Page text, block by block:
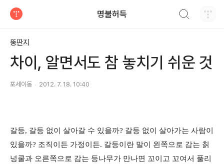
명불허득
뚱딴지
차이, 알면서도 참 놓치기 쉬운 것
포세이동 2012. 7. 18. 10:40
갈등, 갈등 없이 살아갈 수 있을까? 갈등 없이 살아가는 사람이
있을까? 조직이든 가정이든. 갈등이란 말이 왼쪽으로 감는 칡
넝쿨과 오른쪽으로 감는 등나무가 만나면 꼬이고 꼬여서 풀리